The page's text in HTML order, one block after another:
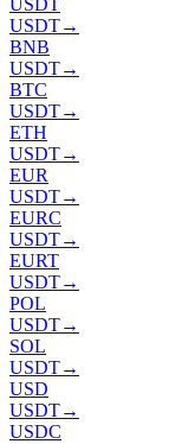
USDT
USDT→
BNB
USDT→
BTC
USDT→
ETH
USDT→
EUR
USDT→
EURC
USDT→
EURT
USDT→
POL
USDT→
SOL
USDT→
USD
USDT→
USDC